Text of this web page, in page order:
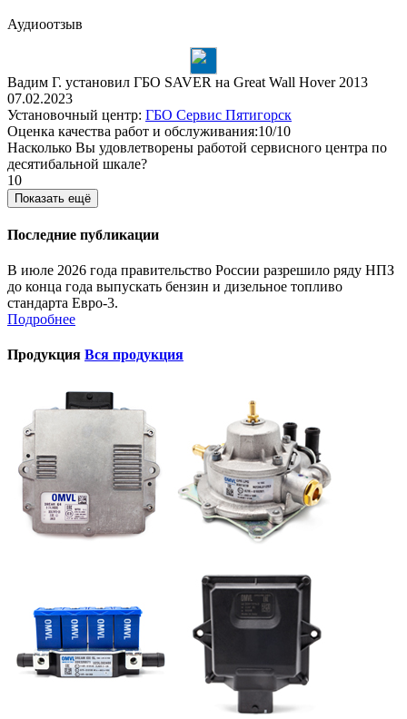
Аудиоотзыв
Вадим Г. установил ГБО SAVER на Great Wall Hover 2013
07.02.2023
Установочный центр: ГБО Сервис Пятигорск
Оценка качества работ и обслуживания:10/10
Насколько Вы удовлетворены работой сервисного центра по
десятибальной шкале?
10
Показать ещё
Последние публикации
В июле 2026 года правительство России разрешило ряду НПЗ
до конца года выпускать бензин и дизельное топливо
стандарта Евро-3.
Подробнее
Продукция Вся продукция